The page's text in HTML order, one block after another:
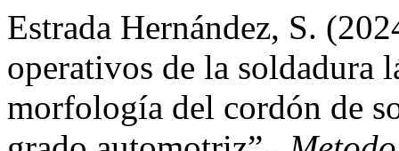
Estrada Hernández, S.
operativos de la soldadura
morfología del cordón de